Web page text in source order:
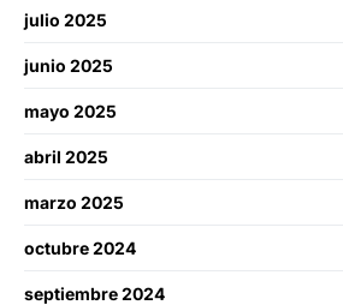
julio 2025
junio 2025
mayo 2025
abril 2025
marzo 2025
octubre 2024
septiembre 2024